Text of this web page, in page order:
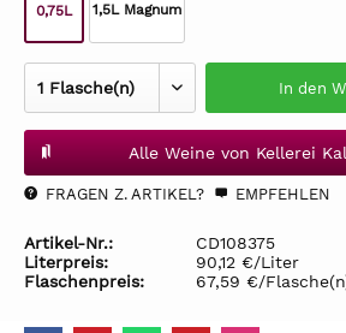
0,75L 1,5L Magnum
In den
Alle Weine von Kellerei
FRAGEN Z. ARTIKEL? EMPFEHLEN
Artikel-Nr.:
CD108375
Literpreis:
90,12 €/Liter
Flaschenpreis:
67,59 €/